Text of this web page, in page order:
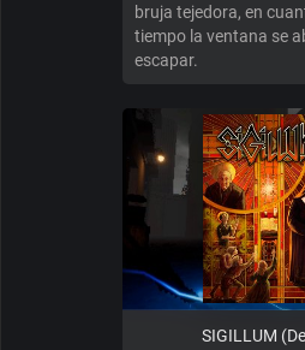
bruja tejedora, en
tiempo la ventana se
escapar.
SIGILLUM